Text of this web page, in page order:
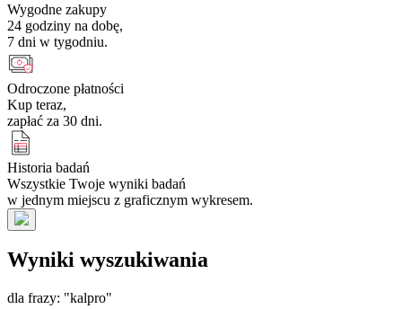
Wygodne zakupy
24 godziny na dobę,
7 dni w tygodniu.
Odroczone płatności
Kup teraz,
zapłać za 30 dni.
Historia badań
Wszystkie Twoje wyniki badań
w jednym miejscu z graficznym wykresem.
Wyniki wyszukiwania
dla frazy: "kalpro"